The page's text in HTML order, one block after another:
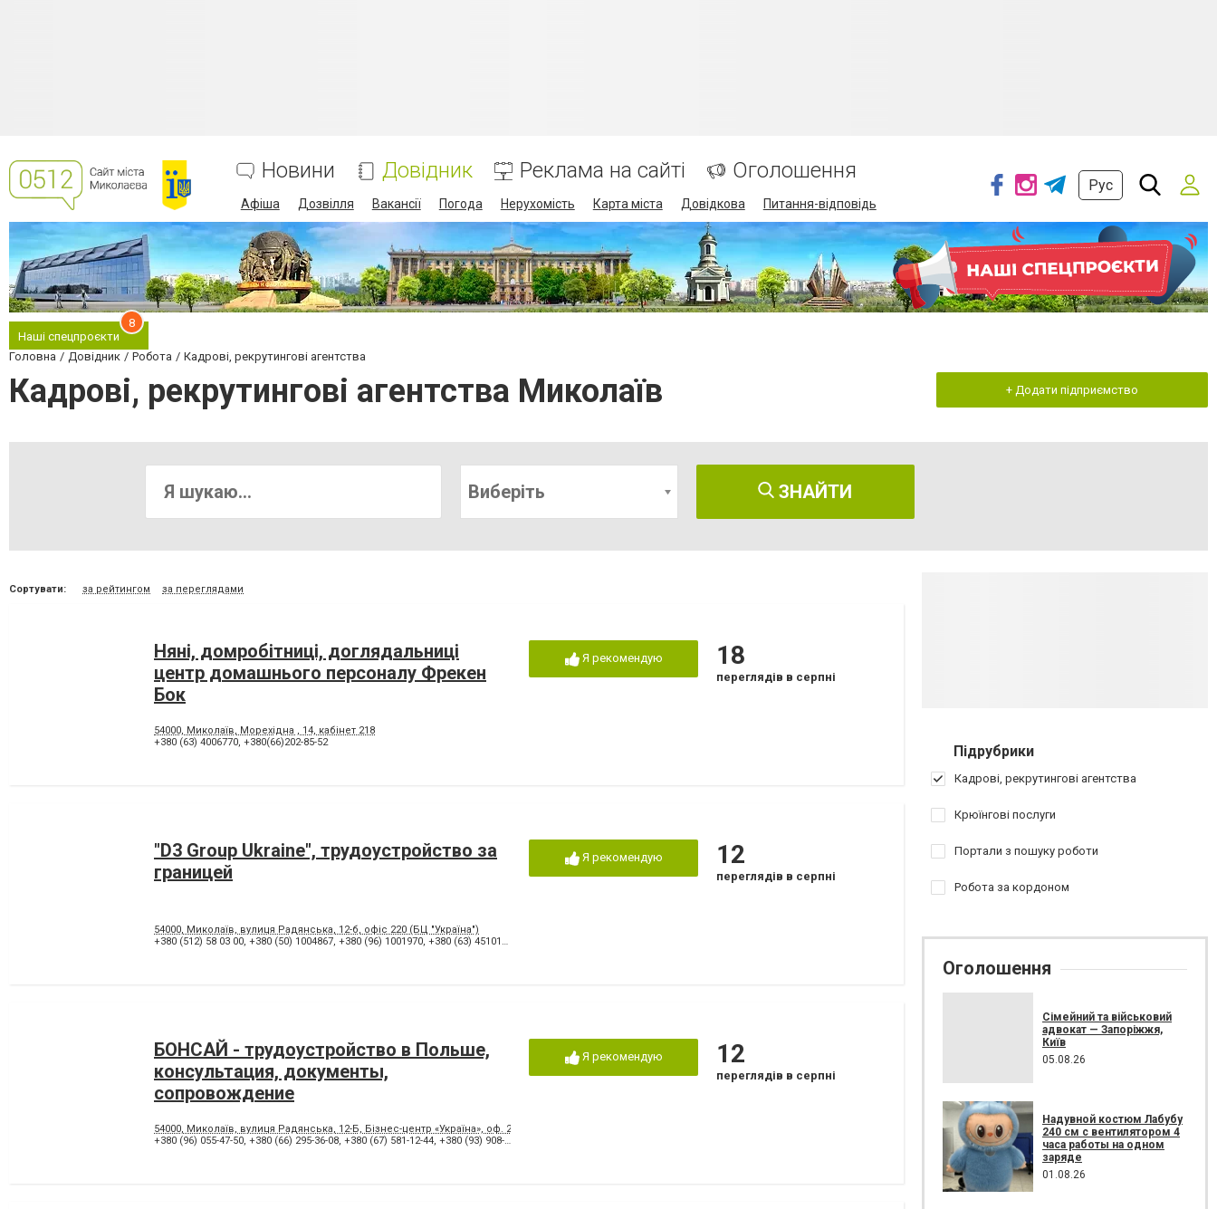
Новини Довідник Реклама на сайті Оголошення
Афіша Дозвілля Вакансії Погода Нерухомість Карта міста Довідкова Питання-відповідь
Рус
Наші спецпроєкти
8
Головна Довідник Робота Кадрові, рекрутингові агентства
Кадрові, рекрутингові агентства Миколаїв + Додати підприємство
Виберіть ЗНАЙТИ
Сортувати: за рейтингом за переглядами
Няні, домробітниці, доглядальниці
центр домашнього персоналу Фрекен
Бок
54000, Миколаїв, Морехідна , 14, кабінет 218
+380 (63) 4006770, +380(66)202-85-52
Я рекомендую 18
переглядів в серпні
"D3 Group Ukraine", трудоустройство за
границей
54000, Миколаїв, вулиця Радянська, 12-б, офіс 220 (БЦ "Україна")
+380 (512) 58 03 00, +380 (50) 1004867, +380 (96) 1001970, +380 (63) 4510145
Я рекомендую 12
переглядів в серпні
БОНСАЙ - трудоустройство в Польше,
консультация, документы,
сопровождение
54000, Миколаїв, вулиця Радянська, 12-Б, Бізнес-центр «Україна», оф. 223
+380 (96) 055-47-50, +380 (66) 295-36-08, +380 (67) 581-12-44, +380 (93) 908-69-52
Я рекомендую 12
переглядів в серпні
Підрубрики
Кадрові, рекрутингові агентства
Крюїнгові послуги
Портали з пошуку роботи
Робота за кордоном
Оголошення
Сімейний та військовий
адвокат — Запоріжжя,
Київ
05.08.26
Надувной костюм Лабубу
240 см с вентилятором 4
часа работы на одном
заряде
01.08.26